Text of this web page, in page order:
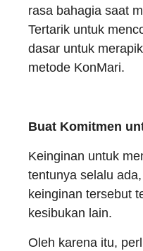
rasa bahagia saat
Tertarik untuk
dasar untuk
metode KonMari.
Buat Komitmen
Keinginan untuk
tentunya selalu
keinginan tersebut
kesibukan lain.
Oleh karena itu,